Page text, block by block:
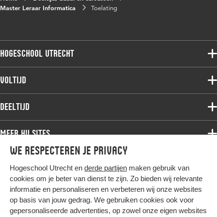
We respecteren je privacy
Hogeschool Utrecht en derde partijen maken gebruik van
cookies om je beter van dienst te zijn. Zo bieden wij relevante
informatie en personaliseren en verbeteren wij onze websites
op basis van jouw gedrag. We gebruiken cookies ook voor
gepersonaliseerde advertenties, op zowel onze eigen websites
Master Leraar Informatica
Toelating
Hogeschool Utrecht
Voltijdopleidingen
Onderzoek
Werken bij de HU
Contact
Voltijd
Associate degree
Master
Studiekeuze voltijd
Deeltijd
Associate degree
Bachelor
Master
Post-master
Studiekeuze deeltijd
Meer HU sites
HU International
HU Bibliotheek
HU Ontwikkelt
Duurzame HU
Hier komt alles samen